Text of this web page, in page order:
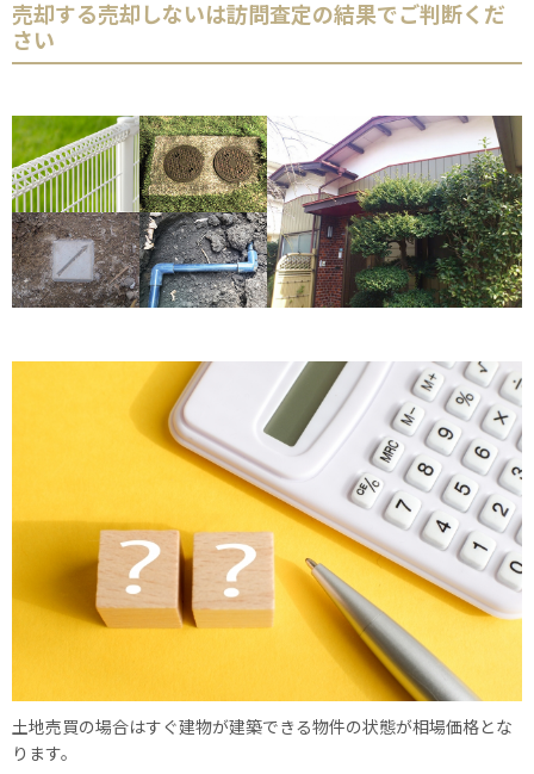
売却する売却しないは訪問査定の結果でご判断くだ
さい
土地売買の場合はすぐ建物が建築できる物件の状態が相場価格とな
ります。